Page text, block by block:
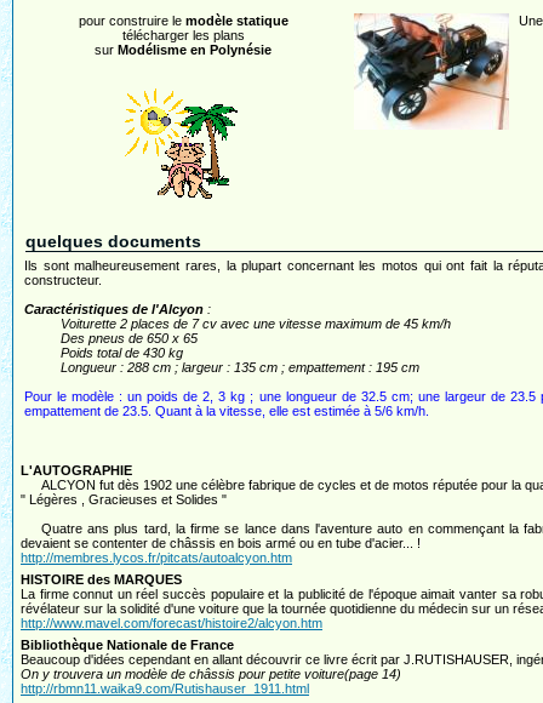
pour construire le modèle statique
télécharger les plans
sur Modélisme en Polynésie
quelques documents
Ils sont malheureusement rares, la plupart concernant les motos qui ont fait la
constructeur.
Caractéristiques de l'Alcyon :
Voiturette 2 places de 7 cv avec une vitesse maximum de 45 km/h
Des pneus de 650 x 65
Poids total de 430 kg
Longueur : 288 cm ; largeur : 135 cm ; empattement : 195 cm
Pour le modèle : un poids de 2, 3 kg ; une longueur de 32.5 cm; une largeur de 23.5
empattement de 23.5. Quant à la vitesse, elle est estimée à 5/6 km/h.
L'AUTOGRAPHIE
ALCYON fut dès 1902 une célèbre fabrique de cycles et de motos réputée pour la
" Légères , Gracieuses et Solides "
Quatre ans plus tard, la firme se lance dans l'aventure auto en commençant la
devaient se contenter de châssis en bois armé ou en tube d'acier... !
http://membres.lycos.fr/pitcats/autoalcyon.htm
HISTOIRE des MARQUES
La firme connut un réel succès populaire et la publicité de l'époque aimait vanter sa
révélateur sur la solidité d'une voiture que la tournée quotidienne du médecin sur un
http://www.mavel.com/forecast/histoire2/alcyon.htm
Bibliothèque Nationale de France
Beaucoup d'idées cependant en allant découvrir ce livre écrit par J.RUTISHAUSER,
On y trouvera un modèle de châssis pour petite voiture(page 14)
http://rbmn11.waika9.com/Rutishauser_1911.html